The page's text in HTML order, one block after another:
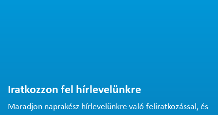
Iratkozzon fel hírlevelünkre
Maradjon naprakész hírlevelünkre való feliratkozással, és